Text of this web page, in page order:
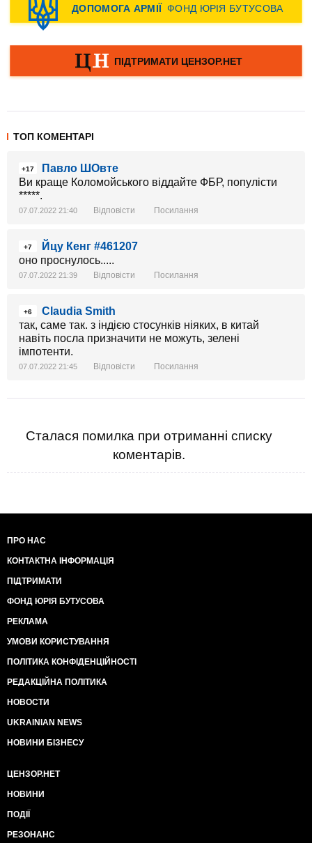
ТОП КОМЕНТАРІ
+17
Павло ШОвте
Ви краще Коломойського віддайте ФБР, популісти
*****.
07.07.2022 21:40 Відповісти Посилання
+7
Йцу Кенг #461207
оно проснулось.....
07.07.2022 21:39 Відповісти Посилання
+6
Claudia Smith
так, саме так. з індією стосунків ніяких, в китай
навіть посла призначити не можуть, зелені
імпотенти.
07.07.2022 21:45 Відповісти Посилання
Сталася помилка при отриманні списку
коментарів.
ПРО НАС
КОНТАКТНА ІНФОРМАЦІЯ
ПІДТРИМАТИ
ФОНД ЮРІЯ БУТУСОВА
РЕКЛАМА
УМОВИ КОРИСТУВАННЯ
ПОЛІТИКА КОНФІДЕНЦІЙНОСТІ
РЕДАКЦІЙНА ПОЛІТИКА
НОВОСТИ
UKRAINIAN NEWS
НОВИНИ БІЗНЕСУ
ЦЕНЗОР.НЕТ
НОВИНИ
ПОДІЇ
РЕЗОНАНС